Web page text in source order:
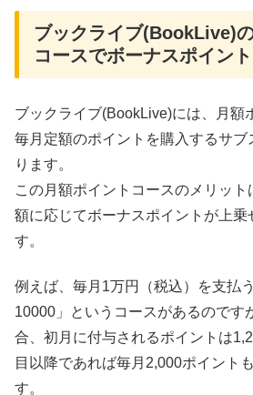
ブックライブ(BookLive)
コースでボーナスポイン
ブックライブ(BookLive)には、月額
毎月定額のポイントを購入するサブ
ります。
この月額ポイントコースのメリッ
額に応じてボーナスポイントが上乗
す。
例えば、毎月1万円（税込）を支払
10000」というコースがあるのです
合、初月に付与されるポイントは
目以降であれば毎月2,000ポイント
す。